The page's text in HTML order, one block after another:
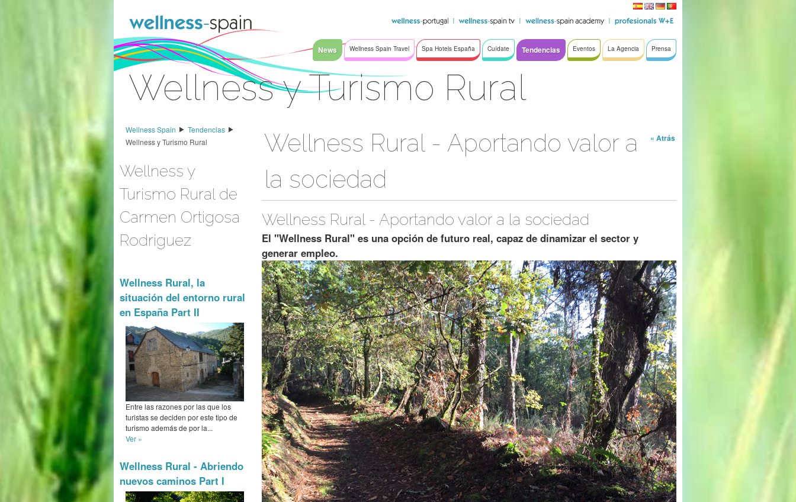
News Wellness Spain Travel Spa Hotels España Cuídate Tendencias Eventos La Agencia Prensa
Wellness y Turismo Rural
Wellness Spain
Tendencias
Wellness y Turismo Rural
Wellness y
Turismo Rural de
Carmen Ortigosa
Rodriguez
Wellness Rural, la
situación del entorno rural
en España Part II
Entre las razones por las que los
turistas se deciden por este tipo de
turismo además de por la...
Ver »
Wellness Rural - Abriendo
nuevos caminos Part I
« Atrás
Wellness Rural - Aportando valor a
la sociedad
Wellness Rural - Aportando valor a la sociedad
El "Wellness Rural" es una opción de futuro real, capaz de dinamizar el sector y
generar empleo.